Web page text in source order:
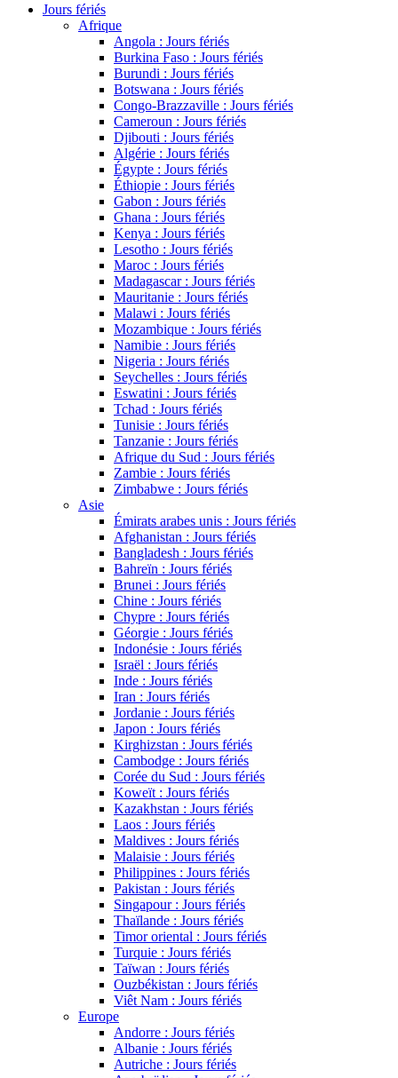
Jours fériés
Afrique
Angola : Jours fériés
Burkina Faso : Jours fériés
Burundi : Jours fériés
Botswana : Jours fériés
Congo-Brazzaville : Jours fériés
Cameroun : Jours fériés
Djibouti : Jours fériés
Algérie : Jours fériés
Égypte : Jours fériés
Éthiopie : Jours fériés
Gabon : Jours fériés
Ghana : Jours fériés
Kenya : Jours fériés
Lesotho : Jours fériés
Maroc : Jours fériés
Madagascar : Jours fériés
Mauritanie : Jours fériés
Malawi : Jours fériés
Mozambique : Jours fériés
Namibie : Jours fériés
Nigeria : Jours fériés
Seychelles : Jours fériés
Eswatini : Jours fériés
Tchad : Jours fériés
Tunisie : Jours fériés
Tanzanie : Jours fériés
Afrique du Sud : Jours fériés
Zambie : Jours fériés
Zimbabwe : Jours fériés
Asie
Émirats arabes unis : Jours fériés
Afghanistan : Jours fériés
Bangladesh : Jours fériés
Bahreïn : Jours fériés
Brunei : Jours fériés
Chine : Jours fériés
Chypre : Jours fériés
Géorgie : Jours fériés
Indonésie : Jours fériés
Israël : Jours fériés
Inde : Jours fériés
Iran : Jours fériés
Jordanie : Jours fériés
Japon : Jours fériés
Kirghizstan : Jours fériés
Cambodge : Jours fériés
Corée du Sud : Jours fériés
Koweït : Jours fériés
Kazakhstan : Jours fériés
Laos : Jours fériés
Maldives : Jours fériés
Malaisie : Jours fériés
Philippines : Jours fériés
Pakistan : Jours fériés
Singapour : Jours fériés
Thaïlande : Jours fériés
Timor oriental : Jours fériés
Turquie : Jours fériés
Taïwan : Jours fériés
Ouzbékistan : Jours fériés
Viêt Nam : Jours fériés
Europe
Andorre : Jours fériés
Albanie : Jours fériés
Autriche : Jours fériés